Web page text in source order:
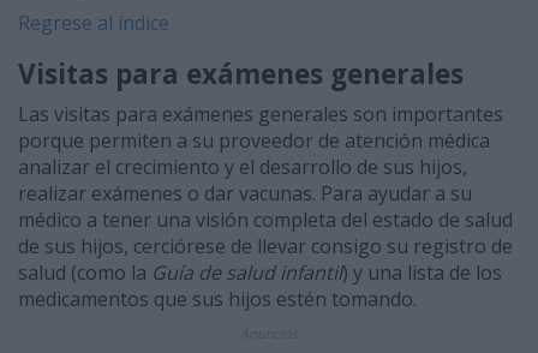
Regrese al índice
Visitas para exámenes generales
Las visitas para exámenes generales son importantes
porque permiten a su proveedor de atención médica
analizar el crecimiento y el desarrollo de sus hijos,
realizar exámenes o dar vacunas. Para ayudar a su
médico a tener una visión completa del estado de salud
de sus hijos, cerciórese de llevar consigo su registro de
salud (como la Guía de salud infantil) y una lista de los
medicamentos que sus hijos estén tomando.